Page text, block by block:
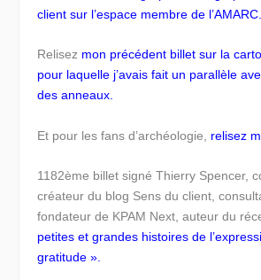
client sur l’espace membre de l’AMARC.
Relisez mon précédent billet sur la
pour laquelle j’avais fait un parallèle
des anneaux.
Et pour les fans d’archéologie, relisez
1182ème billet signé Thierry Spencer,
créateur du blog Sens du client,
fondateur de KPAM Next, auteur du
petites et grandes histoires de
gratitude ».